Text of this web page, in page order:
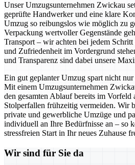
Unser Umzugsunternehmen Zwickau
geprüfte Handwerker und eine klare
Umzug so reibungslos wie möglich zu
Verpackung wertvoller Gegenstände
Transport – wir achten bei jedem
und Zufriedenheit im Vordergrund
und Transparenz sind dabei unsere
Ein gut geplanter Umzug spart nicht
Mit einem Umzugsunternehmen
den gesamten Ablauf bereits im Vorfeld
Stolperfallen frühzeitig vermeiden. Wir
private und gewerbliche Umzüge und
individuell an Ihre Bedürfnisse an – so
stressfreien Start in Ihr neues Zuhause
Wir sind für Sie da